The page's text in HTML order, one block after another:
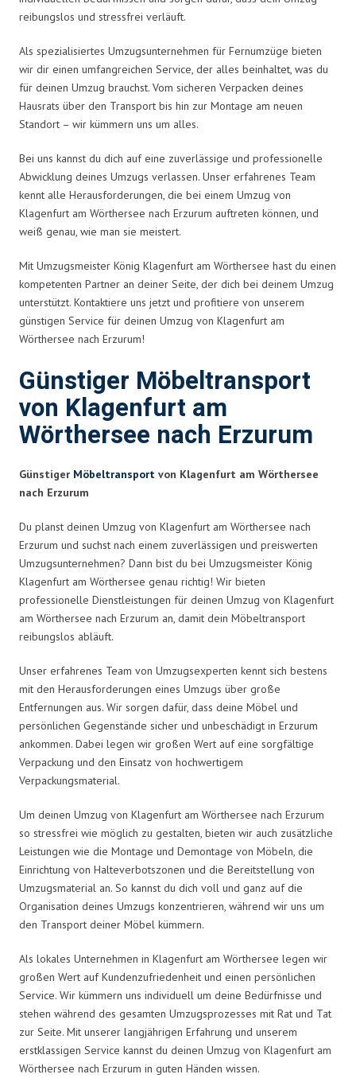
reibungslos und stressfrei verläuft.
Als spezialisiertes Umzugsunternehmen für Fernumzüge bieten
wir dir einen umfangreichen Service, der alles beinhaltet, was du
für deinen Umzug brauchst. Vom sicheren Verpacken deines
Hausrats über den Transport bis hin zur Montage am neuen
Standort – wir kümmern uns um alles.
Bei uns kannst du dich auf eine zuverlässige und professionelle
Abwicklung deines Umzugs verlassen. Unser erfahrenes Team
kennt alle Herausforderungen, die bei einem Umzug von
Klagenfurt am Wörthersee nach Erzurum auftreten können, und
weiß genau, wie man sie meistert.
Mit Umzugsmeister König Klagenfurt am Wörthersee hast du einen
kompetenten Partner an deiner Seite, der dich bei deinem Umzug
unterstützt. Kontaktiere uns jetzt und profitiere von unserem
günstigen Service für deinen Umzug von Klagenfurt am
Wörthersee nach Erzurum!
Günstiger Möbeltransport
von Klagenfurt am
Wörthersee nach Erzurum
Günstiger Möbeltransport von Klagenfurt am Wörthersee
nach Erzurum
Du planst deinen Umzug von Klagenfurt am Wörthersee nach
Erzurum und suchst nach einem zuverlässigen und preiswerten
Umzugsunternehmen? Dann bist du bei Umzugsmeister König
Klagenfurt am Wörthersee genau richtig! Wir bieten
professionelle Dienstleistungen für deinen Umzug von Klagenfurt
am Wörthersee nach Erzurum an, damit dein Möbeltransport
reibungslos abläuft.
Unser erfahrenes Team von Umzugsexperten kennt sich bestens
mit den Herausforderungen eines Umzugs über große
Entfernungen aus. Wir sorgen dafür, dass deine Möbel und
persönlichen Gegenstände sicher und unbeschädigt in Erzurum
ankommen. Dabei legen wir großen Wert auf eine sorgfältige
Verpackung und den Einsatz von hochwertigem
Verpackungsmaterial.
Um deinen Umzug von Klagenfurt am Wörthersee nach Erzurum
so stressfrei wie möglich zu gestalten, bieten wir auch zusätzliche
Leistungen wie die Montage und Demontage von Möbeln, die
Einrichtung von Halteverbotszonen und die Bereitstellung von
Umzugsmaterial an. So kannst du dich voll und ganz auf die
Organisation deines Umzugs konzentrieren, während wir uns um
den Transport deiner Möbel kümmern.
Als lokales Unternehmen in Klagenfurt am Wörthersee legen wir
großen Wert auf Kundenzufriedenheit und einen persönlichen
Service. Wir kümmern uns individuell um deine Bedürfnisse und
stehen während des gesamten Umzugsprozesses mit Rat und Tat
zur Seite. Mit unserer langjährigen Erfahrung und unserem
erstklassigen Service kannst du deinen Umzug von Klagenfurt am
Wörthersee nach Erzurum in guten Händen wissen.